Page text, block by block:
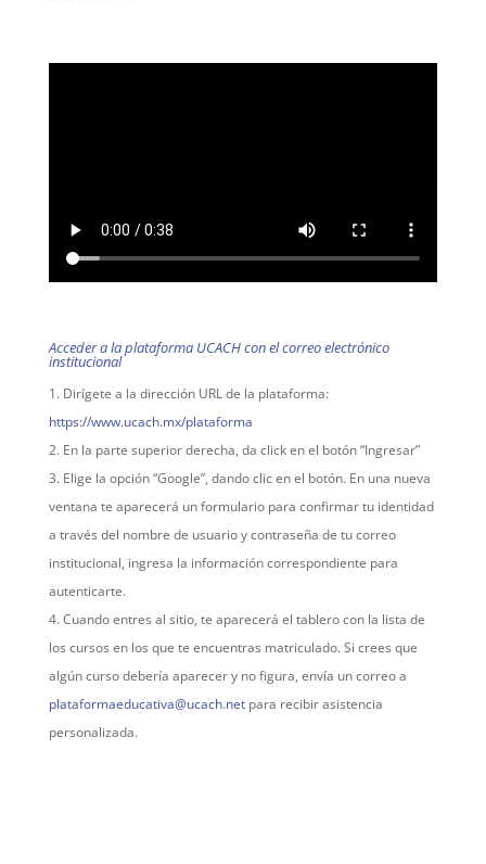
Acceder a la plataforma UCACH con el correo electrónico
institucional
Dirígete a la dirección URL de la plataforma:
https://www.ucach.mx/plataforma
En la parte superior derecha, da click en el botón “Ingresar”
Elige la opción“Google”, dando clic en el botón. En una nueva
ventana te aparecerá un formulario para confirmartu identidad
a través del nombre de usuario y contraseña de tu correo
institucional, ingresa la información correspondiente para
autenticarte.
Cuando entres al sitio, te aparecerá el tablerocon la lista de
los cursos en los que te encuentras matriculado. Si crees que
algún curso debería aparecery no figura, envía un correo a
plataformaeducativa@ucach.netpara recibir asistencia
personalizada.